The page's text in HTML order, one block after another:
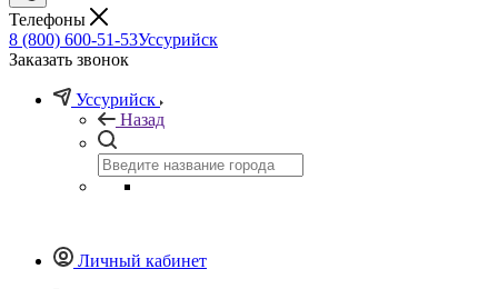
Телефоны
8 (800) 600-51-53Уссурийск
Заказать звонок
Уссурийск
Назад
Личный кабинет